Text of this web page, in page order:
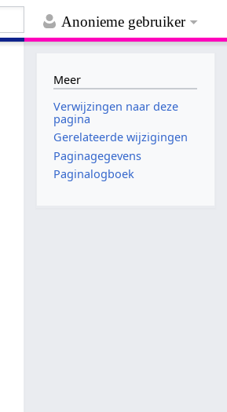
Anonieme gebruiker
Meer
Verwijzingen naar deze
pagina
Gerelateerde wijzigingen
Paginagegevens
Paginalogboek